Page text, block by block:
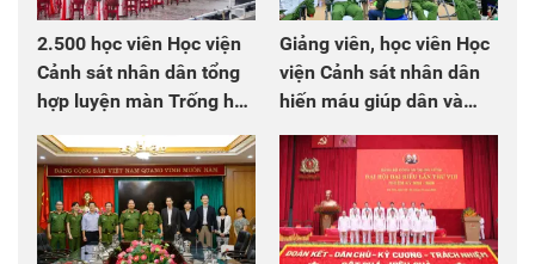
2.500 học viên Học viện
Cảnh sát nhân dân tổng
hợp luyện màn Trống hội
chào mừng Đại hội Đảng
Giảng viên, học viên Học
viện Cảnh sát nhân dân
hiến máu giúp dân và
đồng đội